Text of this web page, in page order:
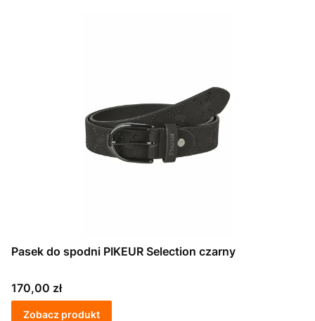
Pasek do spodni PIKEUR Selection czarny
Cena
170,00 zł
Zobacz produkt